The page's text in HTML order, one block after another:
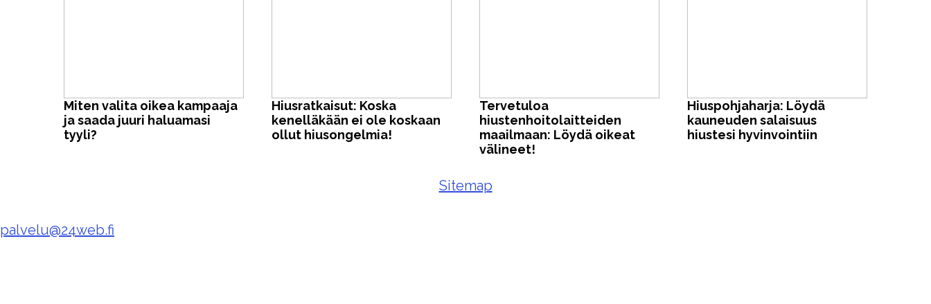
Miten valita oikea kampaaja
ja saada juuri haluamasi
tyyli?
Hiusratkaisut: Koska
kenelläkään ei ole koskaan
ollut hiusongelmia!
Tervetuloa
hiustenhoitolaitteiden
maailmaan: Löydä oikeat
välineet!
Hiuspohjaharja: Löydä
kauneuden salaisuus
hiustesi hyvinvointiin
Sitemap
palvelu@24web.fi